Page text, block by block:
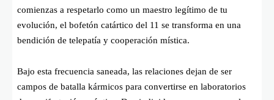
comienzas a respetarlo como un maestro legítimo de tu
evolución, el bofetón catártico del 11 se transforma en una
bendición de telepatía y cooperación mística.
Bajo esta frecuencia saneada, las relaciones dejan de ser
campos de batalla kármicos para convertirse en laboratorios